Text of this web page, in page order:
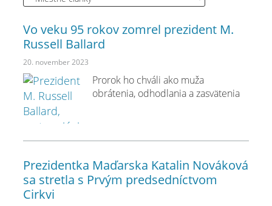
Vo veku 95 rokov zomrel prezident M.
Russell Ballard
20. november 2023
Prorok ho chváli ako muža
obrátenia, odhodlania a zasvätenia
Prezidentka Maďarska Katalin Nováková
sa stretla s Prvým predsedníctvom
Cirkvi